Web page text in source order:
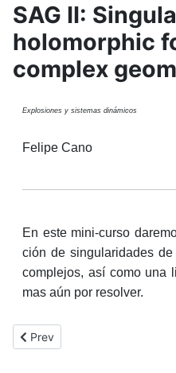
SAG II:
holomorphic
complex
Explosiones y sistemas dinámicos
Felipe Cano
En este mini-curso
ción de singularidades
complejos, así como una
mas aún por resolver.
Previous article: SAG II:
Prev